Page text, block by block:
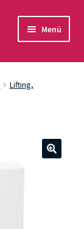
Menü
Lifting,